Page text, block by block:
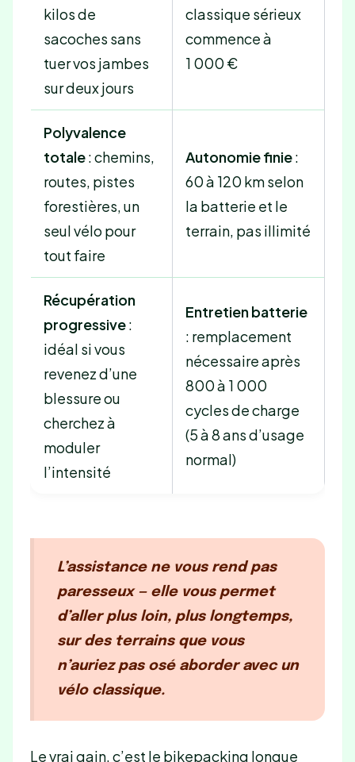
kilos de
sacoches sans
tuer vos jambes
sur deux jours
classique sérieux
commence à
1 000 €
Polyvalence
totale: chemins,
routes, pistes
forestières, un
seul vélo pour
tout faire
Autonomie finie:
60 à 120 km selon
la batterie et le
terrain, pas illimité
Récupération
progressive:
idéal si vous
revenez d’une
blessure ou
cherchez à
moduler
l’intensité
Entretien batterie
: remplacement
nécessaire après
800 à 1 000
cycles de charge
(5 à 8 ans d’usage
normal)
L’assistance ne vous rend pas
paresseux — elle vous permet
d’aller plus loin, plus longtemps,
sur des terrains que vous
n’auriez pas osé aborder avec un
vélo classique.
Le vrai gain, c’est le bikepacking longue